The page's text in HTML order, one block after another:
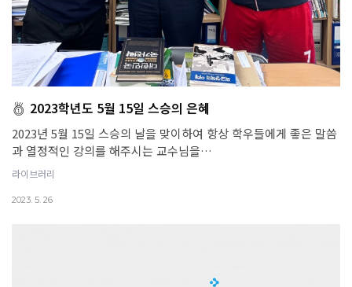
2023학년도 5월 15일 스승의 은혜
2023년 5월 15일 스승의 날을 맞이하여 항상 학우들에게 좋은 말씀
과 열정적인 강의를 해주시는 교수님을…
라이브러리
2023. 5. 26